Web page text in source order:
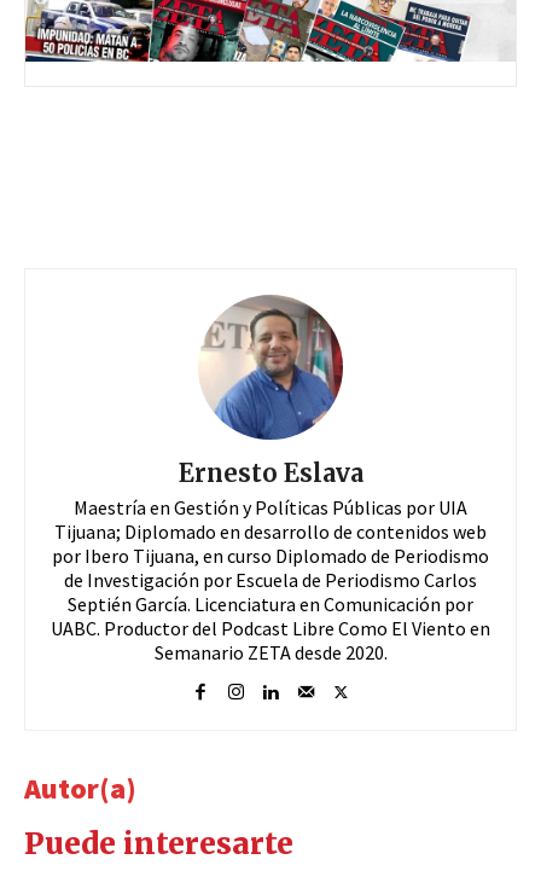
Ernesto Eslava
Maestría en Gestión y Políticas Públicas por UIA
Tijuana; Diplomado en desarrollo de contenidos web
por Ibero Tijuana, en curso Diplomado de Periodismo
de Investigación por Escuela de Periodismo Carlos
Septién García. Licenciatura en Comunicación por
UABC. Productor del Podcast Libre Como El Viento en
Semanario ZETA desde 2020.
Autor(a)
Puede interesarte